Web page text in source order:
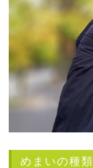
めまいの種類